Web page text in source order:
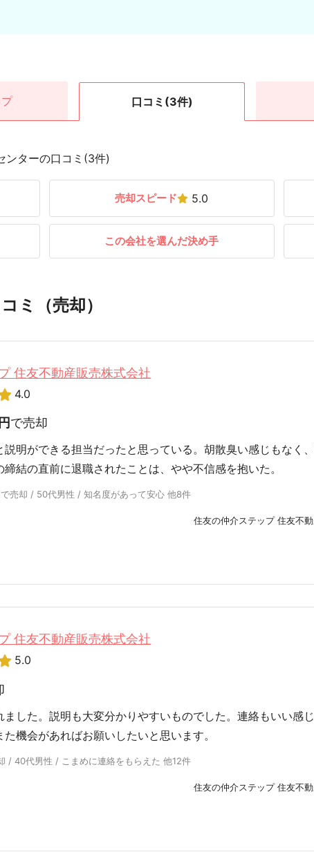
プ 口コミ (3件)
ンターの口コミ(3件)
売却スピード 5.0
この会社を選んだ決め手
ミ（売却）
住友不動産販売株式会社
4.0
で売却
明ができる担当だったと思っている。胡散臭い感じもなく
結の直前に退職されたことは、やや不信感を抱いた。
売却 / 50代男性 / 知名度があって安心 他8件
住友の仲介ステップ 住友不
住友不動産販売株式会社
5.0
した。説明も大変分かりやすいものでした。連絡もいい感
機会があればお願いしたいと思います。
/ 40代男性 / こまめに連絡をもらえた 他12件
住友の仲介ステップ 住友不